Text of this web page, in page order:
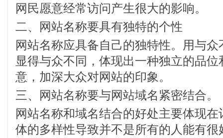
网民愿意经常访问产生很大的影响。
二、网站名称要具有独特的个性
网站名称应具备自己的独特性。用与
显得与众不同，体现出一种独立的品
意，加深大众对网站的印象。
三、网站名称要与网站域名紧密结合。
网站名称和域名结合的好处主要体现
体的多样性导致并不是所有的人能有